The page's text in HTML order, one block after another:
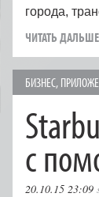
города,
ЧИТАТЬ ДАЛЬШЕ
БИЗНЕС,
с
20.10.15 23:09